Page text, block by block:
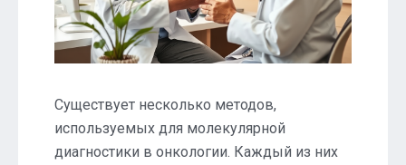
Существует несколько методов,
используемых для молекулярной
диагностики в онкологии. Каждый из них